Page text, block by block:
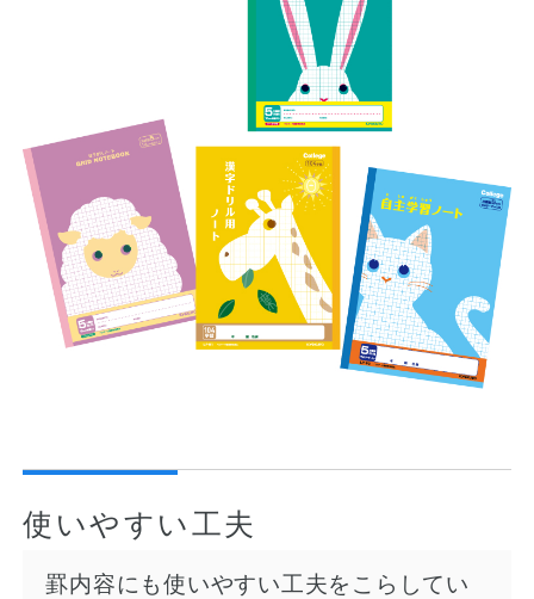
使いやすい工夫
罫内容にも使いやすい工夫をこらしてい